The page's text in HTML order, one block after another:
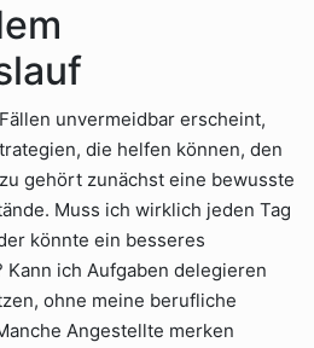
unvermeidbar erscheint,
die helfen können, den
gehört zunächst eine bewusste
Muss ich wirklich jeden Tag
könnte ein besseres
Kann ich Aufgaben delegieren
ohne meine berufliche
Angestellte merken